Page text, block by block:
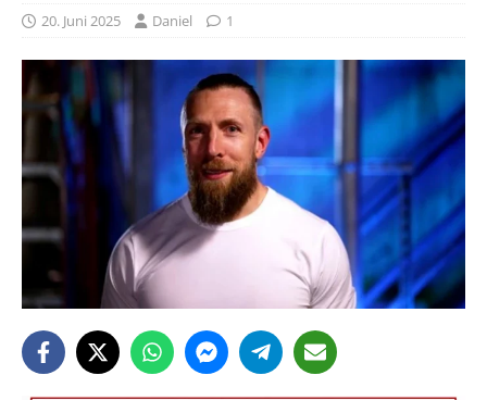
20. Juni 2025 Daniel 1